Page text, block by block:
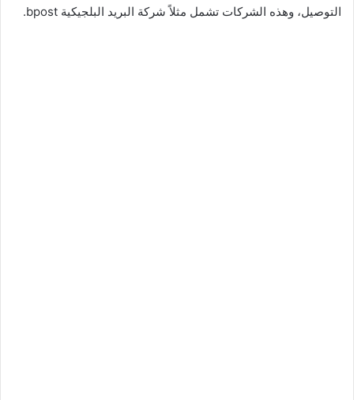
التوصيل، وهذه الشركات تشمل مثلاً شركة البريد البلجيكية bpost.